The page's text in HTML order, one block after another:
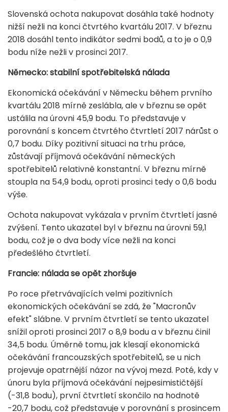
Slovenská ochota nakupovat dosáhla také hodnoty
nižší nežli na konci čtvrtého kvartálu 2017. V březnu
2018 dosáhl tento indikátor sedmi bodů, a to je o 0,9
bodu níže nežli v prosinci 2017.
Německo: stabilní spotřebitelská nálada
Ekonomická očekávání v Německu během prvního
kvartálu 2018 mírně zeslábla, ale v březnu se opět
ustálila na úrovni 45,9 bodu. To představuje v
porovnání s koncem čtvrtého čtvrtletí 2017 nárůst o
0,7 bodu. Díky pozitivní situaci na trhu práce,
zůstávají příjmová očekávání německých
spotřebitelů relativně konstantní. V březnu mírně
stoupla na 54,9 bodu, oproti prosinci tedy o 0,6 bodu
výše.
Ochota nakupovat vykázala v prvním čtvrtletí jasné
zvýšení. Tento ukazatel byl v březnu na úrovni 59,1
bodu, což je o dva body více nežli na konci
předešlého čtvrtletí.
Francie: nálada se opět zhoršuje
Po roce přetrvávajících velmi pozitivních
ekonomických očekávání se zdá, že "Macronův
efekt" slábne. V prvním čtvrtletí se tento ukazatel
snížil oproti prosinci 2017 o 8,9 bodu a v březnu činil
34,5 bodu. Úměrně tomu, jak klesají ekonomická
očekávání francouzských spotřebitelů, se u nich
projevuje opatrnější názor na vývoj mezd. Poté, kdy v
únoru byla příjmová očekávání nejpesimističtější
(-31,8 bodu), první čtvrtletí skončilo na hodnotě
-20,7 bodu, což představuje v porovnání s prosincem